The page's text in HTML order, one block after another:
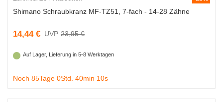
Shimano Schraubkranz MF-TZ51, 7-fach - 14-28 Zähne
14,44 € 23,95 €
Auf Lager, Lieferung in 5-8 Werktagen
Noch 85Tage 0Std. 40min 9s